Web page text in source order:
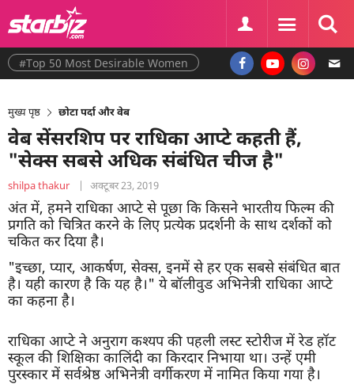
#Top 50 Most Desirable Women
मुख्य पृष्ठ छोटा पर्दा और वेब
वेब सेंसरशिप पर राधिका आप्टे कहती हैं,
"सेक्स सबसे अधिक संबंधित चीज है"
shilpa thakur | अक्टूबर 23, 2019
अंत में, हमने राधिका आप्टे से पूछा कि किसने भारतीय फिल्म की
प्रगति को चित्रित करने के लिए प्रत्येक प्रदर्शनी के साथ दर्शकों को
चकित कर दिया है।
"इच्छा, प्यार, आकर्षण, सेक्स, इनमें से हर एक सबसे संबंधित बात
है। यही कारण है कि यह है।" ये बॉलीवुड अभिनेत्री राधिका आप्टे
का कहना है।
राधिका आप्टे ने अनुराग कश्यप की पहली लस्ट स्टोरीज में रेड हॉट
स्कूल की शिक्षिका कालिंदी का किरदार निभाया था। उन्हें एमी
पुरस्कार में सर्वश्रेष्ठ अभिनेत्री वर्गीकरण में नामित किया गया है।